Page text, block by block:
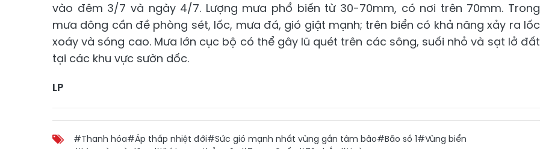
vào đêm 3/7 và ngày 4/7. Lượng mưa phổ biến từ 30-70mm, có nơi trên 70mm. Trong
mưa dông cần đề phòng sét, lốc, mưa đá, gió giật mạnh; trên biển có khả năng xảy ra lốc
xoáy và sóng cao. Mưa lớn cục bộ có thể gây lũ quét trên các sông, suối nhỏ và sạt lở đất
tại các khu vực sườn dốc.
LP
#Thanh hóa#Áp thấp nhiệt đới#Sức gió mạnh nhất vùng gần tâm bão#Bão số 1#Vùng biển